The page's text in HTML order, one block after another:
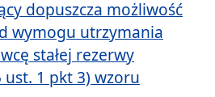
dopuszcza możliwość
wymogu utrzymania
stałej rezerwy
ust. 1 pkt 3) wzoru